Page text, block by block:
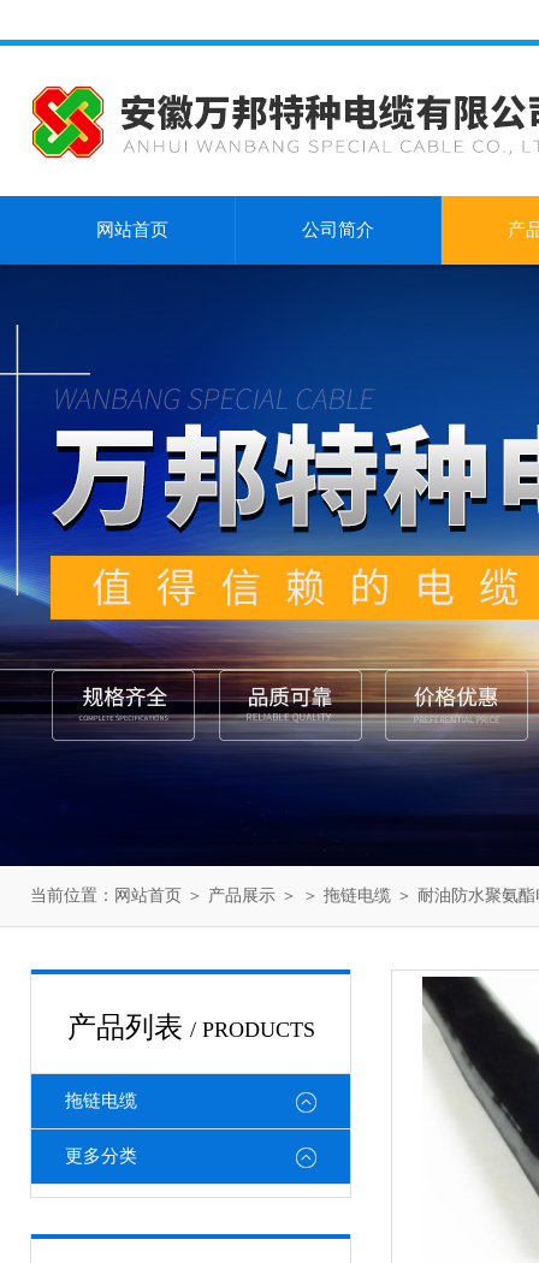
网站首页 公司简介 产
当前位置： 网站首页 ＞ 产品展示 ＞ ＞ 拖链电缆 ＞ 耐油防水聚氨
产品列表 / PRODUCTS
拖链电缆
更多分类